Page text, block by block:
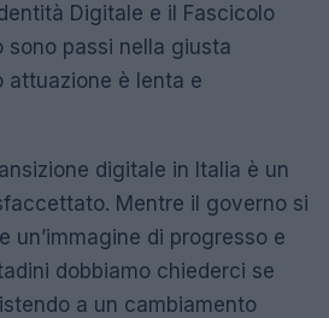
Digitale e il Fascicolo
sono passi nella giusta
attuazione è lenta e
digitale in Italia è un
Mentre il governo si
un’immagine di progresso e
dobbiamo chiederci se
a un cambiamento